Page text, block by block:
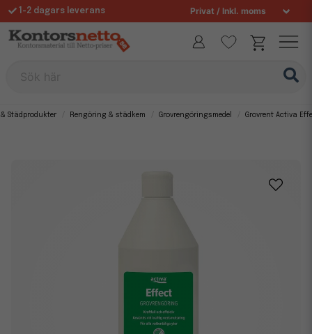
1-2 dagars leverans
Fri frakt över 995 kr
Städprodukter Rengöring & städkem Grovrengöringsmedel Grovrent Activa